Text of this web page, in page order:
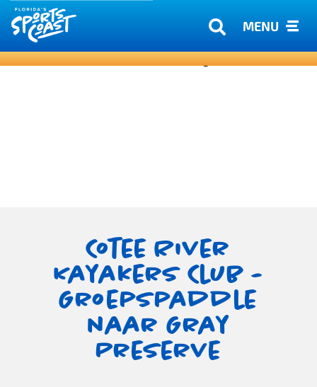
MENU
Cotee River
Kayakers Club -
Groepspaddle
naar Gray
Preserve